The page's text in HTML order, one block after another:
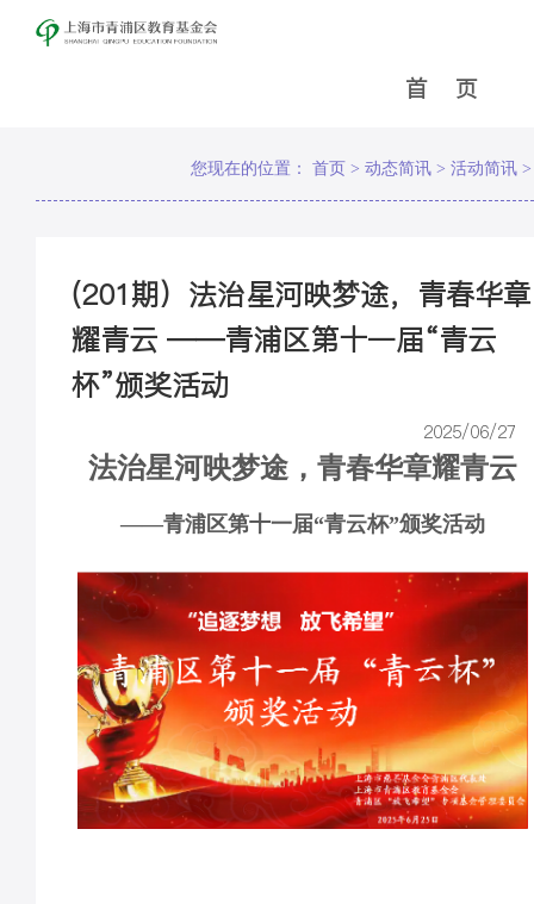
首 页
您现在的位置： 首页 > 动态简讯 > 活动简讯 >
(201期）法治星河映梦途，青春华章
耀青云 ——青浦区第十一届“青云
杯”颁奖活动
2025/06/27
法治星河映梦途，青春华章耀青云
——青浦区第十一届“青云杯”颁奖活动